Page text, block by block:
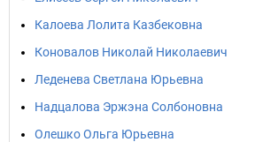
Калоева Лолита Казбековна
Коновалов Николай Николаевич
Леденева Светлана Юрьевна
Надцалова Эржэна Солбоновна
Олешко Ольга Юрьевна